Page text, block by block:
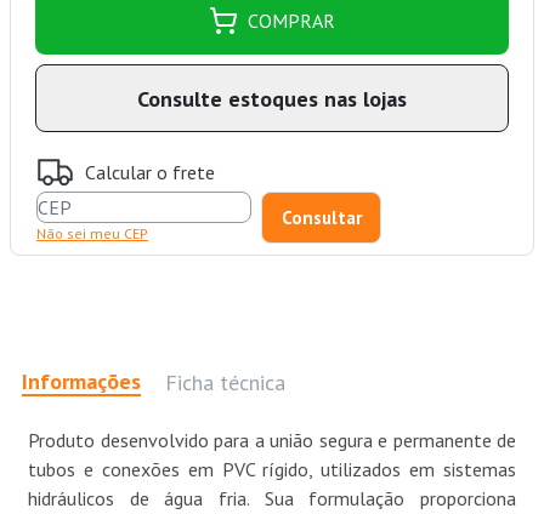
COMPRAR
Consulte estoques nas lojas
Calcular o frete
Não sei meu CEP
Informações Ficha técnica
Produto desenvolvido para a união segura e permanente de
tubos e conexões em PVC rígido, utilizados em sistemas
hidráulicos de água fria. Sua formulação proporciona